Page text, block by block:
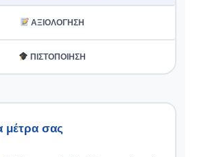
ΑΞΙΟΛΌΓΗΣΗ
ΠΙΣΤΟΠΟΊΗΣΗ
μέτρα σας